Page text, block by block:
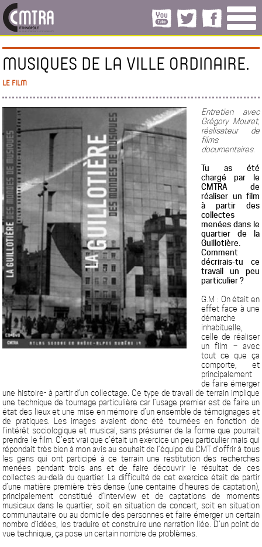
MUSIQUES DE LA VILLE ORDINAIRE.
LE FILM
Entretien avec
Grégory Mouret,
réalisateur de
films
documentaires.
Tu as été
chargé par le
CMTRA de
réaliser un film
à partir des
collectes
menées dans le
quartier de la
Guillotière.
Comment
décrirais-tu ce
travail un peu
particulier ?
G.M : On était en
effet face à une
démarche
inhabituelle,
celle de réaliser
un film – avec
tout ce que ça
comporte, et
principalement
de faire émerger
une histoire- à partir d’un collectage. Ce type de travail de terrain implique
une technique de tournage particulière car l’usage premier est de faire un
état des lieux et une mise en mémoire d’un ensemble de témoignages et
de pratiques. Les images avaient donc été tournées en fonction de
l’intérêt sociologique et musical, sans présumer de la forme que pourrait
prendre le film. C’est vrai que c’était un exercice un peu particulier mais qui
répondait très bien à mon avis au souhait de l’équipe du CMT d’offrir à tous
les gens qui ont participé à ce terrain une restitution des recherches
menées pendant trois ans et de faire découvrir le résultat de ces
collectes au-delà du quartier. La difficulté de cet exercice était de partir
d’une matière première très dense (une centaine d’heures de captation),
principalement constitué d’interview et de captations de moments
musicaux dans le quartier, soit en situation de concert, soit en situation
communautaire ou au domicile des personnes et faire émerger un certain
nombre d’idées, les traduire et construire une narration liée. D’un point de
vue technique, ça pose un certain nombre de problèmes.